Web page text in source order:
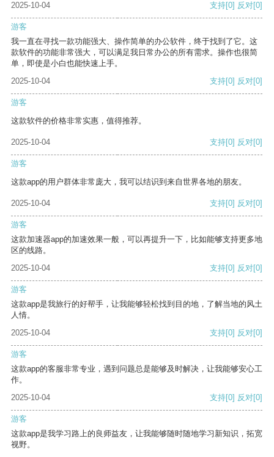
2025-10-04
支持[0] 反对[0]
游客
我一直在寻找一款功能强大、操作简单的办公软件，终于找到了它。这
款软件的功能非常强大，可以满足我日常办公的所有需求。操作也很简
单，即使是小白也能快速上手。
2025-10-04
支持[0] 反对[0]
游客
这款软件的价格非常实惠，值得推荐。
2025-10-04 支持[0] 反对[0]
游客
这款app的用户群体非常庞大，我可以结识到来自世界各地的朋友。
2025-10-04 支持[0] 反对[0]
游客
这款加速器app的加速效果一般，可以再提升一下，比如能够支持更多地
区的线路。
2025-10-04
支持[0] 反对[0]
游客
这款app是我旅行的好帮手，让我能够轻松找到目的地，了解当地的风土
人情。
2025-10-04
支持[0] 反对[0]
游客
这款app的客服非常专业，遇到问题总是能够及时解决，让我能够安心工
作。
2025-10-04
支持[0] 反对[0]
游客
这款app是我学习路上的良师益友，让我能够随时随地学习新知识，拓宽
视野。